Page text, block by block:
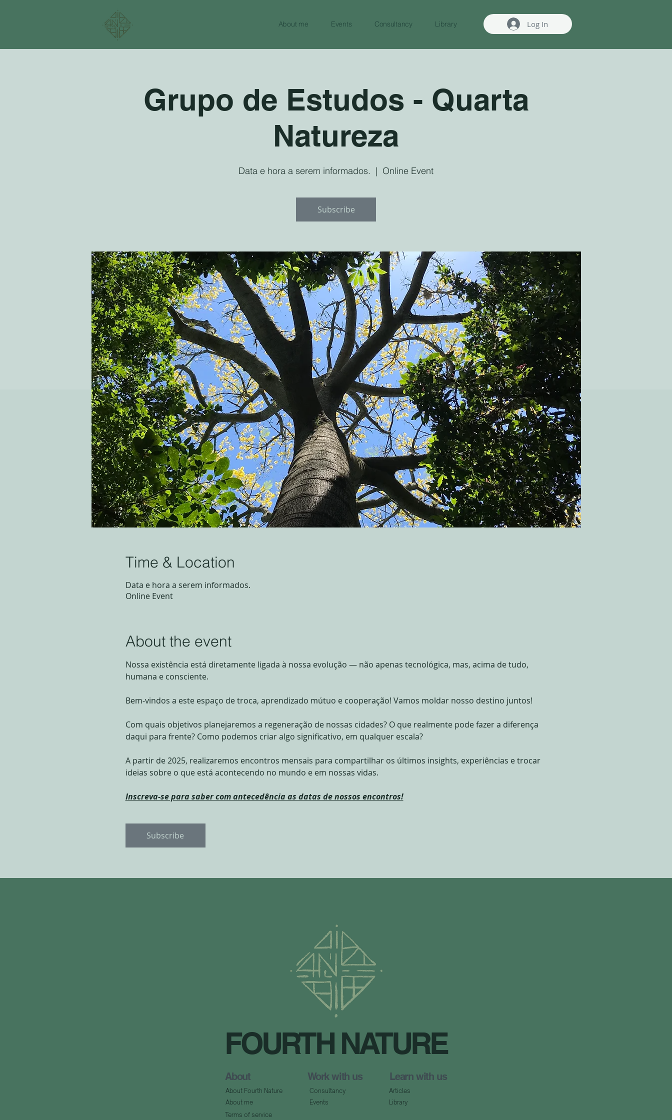
About me Events Consultancy Library Log In
Grupo de Estudos - Quarta
Natureza
Data e hora a serem informados.
  |
Online Event
Subscribe
Time & Location
Data e hora a serem informados.
Online Event
About the event
Nossa existência está diretamente ligada à nossa evolução — não apenas tecnológica, mas, acima de tudo,
humana e consciente.
Bem-vindos a este espaço de troca, aprendizado mútuo e cooperação! Vamos moldar nosso destino juntos!
Com quais objetivos planejaremos a regeneração de nossas cidades? O que realmente pode fazer a diferença
daqui para frente? Como podemos criar algo significativo, em qualquer escala?
A partir de 2025, realizaremos encontros mensais para compartilhar os últimos insights, experiências e trocar
ideias sobre o que está acontecendo no mundo e em nossas vidas.
Inscreva-se para saber com antecedência as datas de nossos encontros!
Subscribe
FOURTH NATURE
About
About Fourth Nature
About me
Terms of service
Work with us
Consultancy
Events
Learn with us
Articles
Library